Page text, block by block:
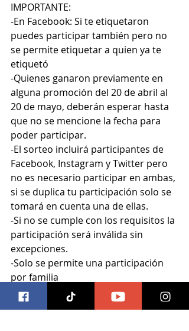
IMPORTANTE:
-En Facebook: Si te etiquetaron
puedes participar también pero no
se permite etiquetar a quien ya te
etiquetó
-Quienes ganaron previamente en
alguna promoción del 20 de abril al
20 de mayo, deberán esperar hasta
que no se mencione la fecha para
poder participar.
-El sorteo incluirá participantes de
Facebook, Instagram y Twitter pero
no es necesario participar en ambas,
si se duplica tu participación solo se
tomará en cuenta una de ellas.
-Si no se cumple con los requisitos la
participación será inválida sin
excepciones.
-Solo se permite una participación
por familia
"Mama” en cines el 31 de mayo